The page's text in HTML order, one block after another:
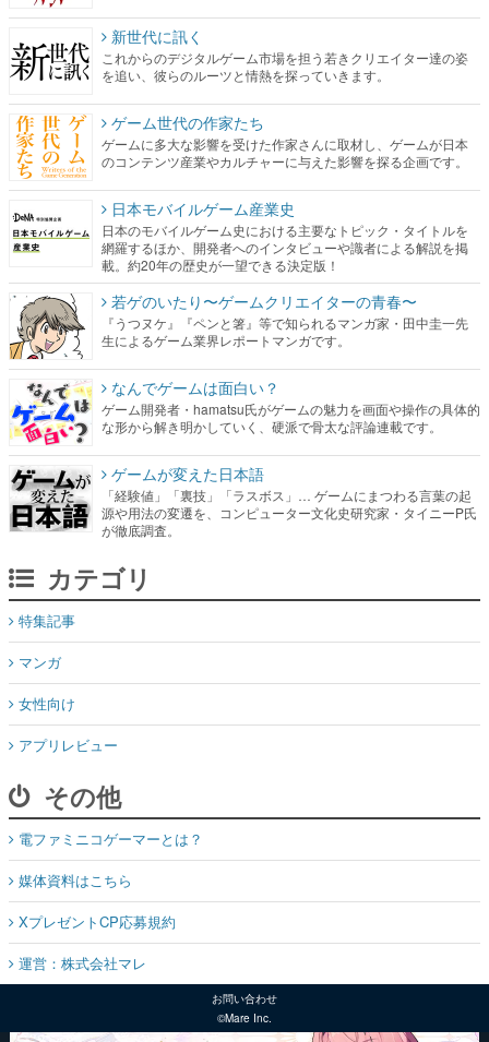
新世代に訊く
これからのデジタルゲーム市場を担う若きクリエイター達の姿
を追い、彼らのルーツと情熱を探っていきます。
ゲーム世代の作家たち
ゲームに多大な影響を受けた作家さんに取材し、ゲームが日本
のコンテンツ産業やカルチャーに与えた影響を探る企画です。
日本モバイルゲーム産業史
日本のモバイルゲーム史における主要なトピック・タイトルを
網羅するほか、開発者へのインタビューや識者による解説を掲
載。約20年の歴史が一望できる決定版！
若ゲのいたり〜ゲームクリエイターの青春〜
『うつヌケ』『ペンと箸』等で知られるマンガ家・田中圭一先
生によるゲーム業界レポートマンガです。
なんでゲームは面白い？
ゲーム開発者・hamatsu氏がゲームの魅力を画面や操作の具体的
な形から解き明かしていく、硬派で骨太な評論連載です。
ゲームが変えた日本語
「経験値」「裏技」「ラスボス」… ゲームにまつわる言葉の起
源や用法の変遷を、コンピューター文化史研究家・タイニーP氏
が徹底調査。
カテゴリ
特集記事
マンガ
女性向け
アプリレビュー
その他
電ファミニコゲーマーとは？
媒体資料はこちら
XプレゼントCP応募規約
運営：株式会社マレ
お問い合わせ
©Mare Inc.